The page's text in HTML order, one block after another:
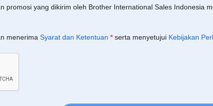
promosi yang dikirim oleh Brother International Sales Indonesia
menerima Syarat dan Ketentuan * serta menyetujui Kebijakan